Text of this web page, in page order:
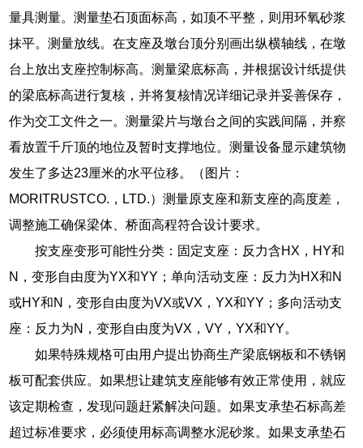
量具测量。测量垫石顶面标高，如顶不平整，则用环氧砂浆
抹平。测量放线。在支座及墩台顶分别画出纵横轴线，在墩
台上放出支座控制标高。测量梁底标高，并根据设计纸提供
的梁底标高进行复核，并将复核情况详细记录并妥善保存，
作为交工文件之一。测量梁片与墩台之间的实践间隔，并察
看放置千斤顶的地位及暂时支撑地位。测量设备显示建筑物
发生了多达23厘米的水平位移。（图片：
MORITRUSTCO.，LTD.）测量原支座和新支座的高度差，
调整施工确保梁体、桥面高程符合设计要求。
按支座变形可能性分类：固定支座：反力含HX，HY和
N，变形自由度为YX和YY；单向活动支座：反力为HX和N
或HY和N，变形自由度为VX或VX，YX和YY；多向活动支
座：反力为N，变形自由度为VX，VY，YX和YY。
如果特殊规格可由用户提出协商生产梁底钢板和不锈钢
板可配套供应。如果想让建筑支座能够有效正常使用，就应
该定期检查，发现问题赶紧解决问题。如果支承垫石标高差
超过标准要求，必须使用标高调整水泥砂浆。如果支承垫石